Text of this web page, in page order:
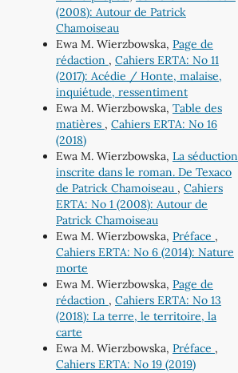
(2008): Autour de Patrick
Chamoiseau
Ewa M. Wierzbowska, Page de
rédaction , Cahiers ERTA: No 11
(2017): Acédie / Honte, malaise,
inquiétude, ressentiment
Ewa M. Wierzbowska, Table des
matières , Cahiers ERTA: No 16
(2018)
Ewa M. Wierzbowska, La séduction
inscrite dans le roman. De Texaco
de Patrick Chamoiseau , Cahiers
ERTA: No 1 (2008): Autour de
Patrick Chamoiseau
Ewa M. Wierzbowska, Préface ,
Cahiers ERTA: No 6 (2014): Nature
morte
Ewa M. Wierzbowska, Page de
rédaction , Cahiers ERTA: No 13
(2018): La terre, le territoire, la
carte
Ewa M. Wierzbowska, Préface ,
Cahiers ERTA: No 19 (2019)